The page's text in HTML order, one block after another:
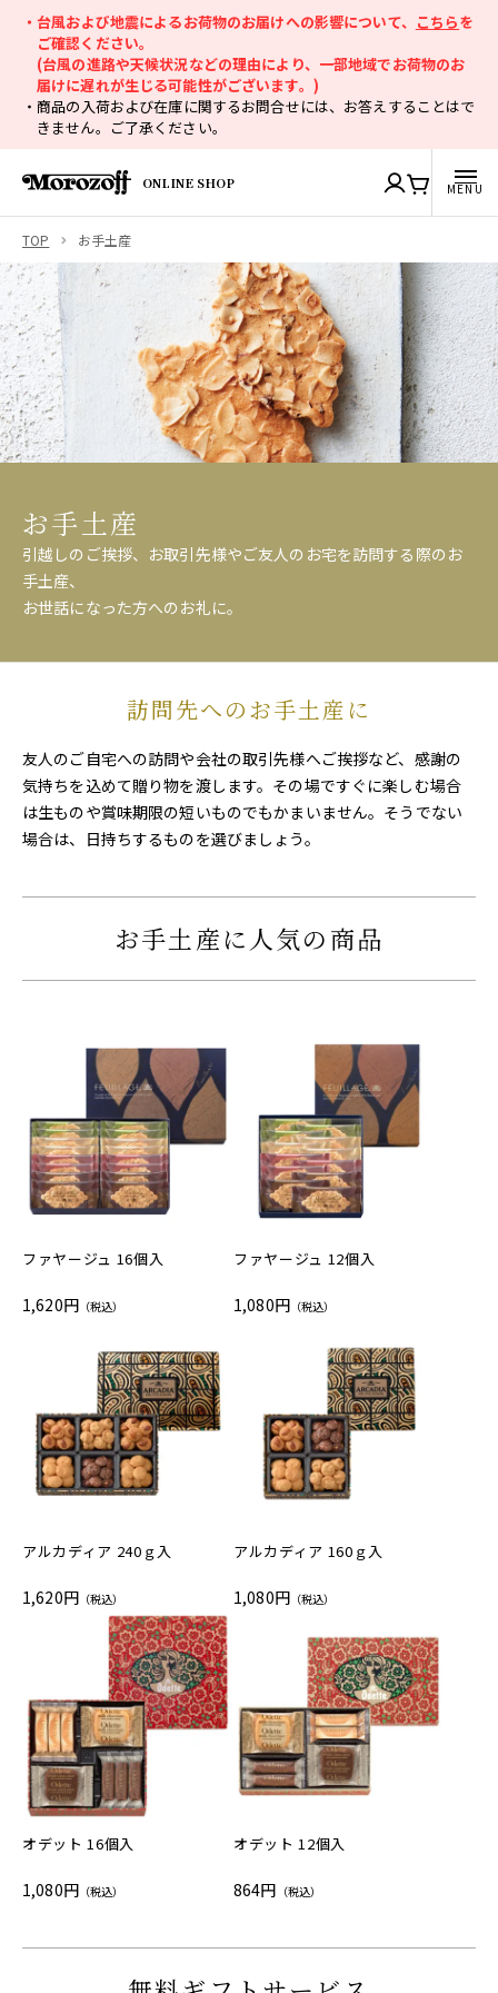
・台風および地震によるお荷物のお届けへの影響について、 こちらを
ご確認ください。
(台風の進路や天候状況などの理由により、一部地域でお荷物のお
届けに遅れが生じる可能性がございます。)
・商品の入荷および在庫に関するお問合せには、お答えすることはで
きません。ご了承ください。
ONLINE SHOP
TOP お手土産
お手土産
引越しのご挨拶、お取引先様やご友人のお宅を訪問する際のお
手土産、
お世話になった方へのお礼に。
訪問先へのお手土産に
友人のご自宅への訪問や会社の取引先様へご挨拶など、感謝の
気持ちを込めて贈り物を渡します。その場ですぐに楽しむ場合
は生ものや賞味期限の短いものでもかまいません。そうでない
場合は、日持ちするものを選びましょう。
お手土産に人気の商品
ファヤージュ 16個入
1,620円 （税込）
ファヤージュ 12個入
1,080円 （税込）
アルカディア 240ｇ入
1,620円 （税込）
アルカディア 160ｇ入
1,080円 （税込）
オデット 16個入
1,080円 （税込）
オデット 12個入
864円 （税込）